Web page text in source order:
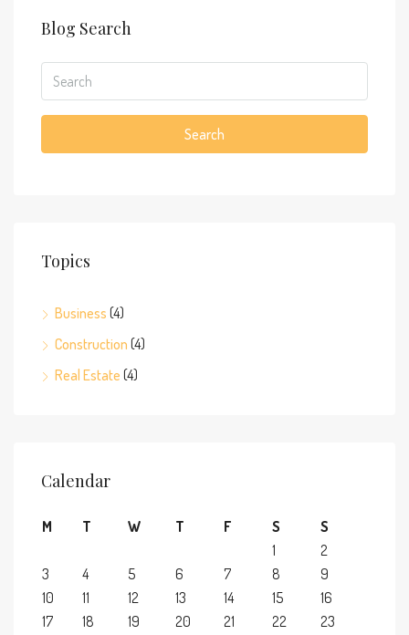
Blog Search
Search
Topics
Business (4)
Construction (4)
Real Estate (4)
Calendar
M T W T F S
S
1
2
3
4 5 6 7 8
9
10
11 12 13 14 15
16
17
18 19 20 21 22
23